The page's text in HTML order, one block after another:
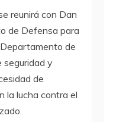
reunirá con Dan
de Defensa para
de
seguridad y
de
la lucha contra el